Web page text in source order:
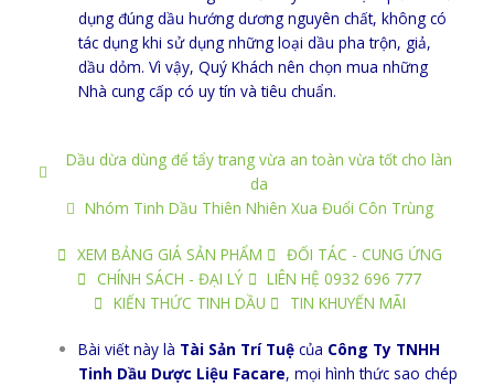
dụng đúng dầu hướng dương nguyên chất, không có
tác dụng khi sử dụng những loại dầu pha trộn, giả,
dầu dỏm. Vì vậy, Quý Khách nên chọn mua những
Nhà cung cấp có uy tín và tiêu chuẩn.
Dầu dừa dùng để tẩy trang vừa an toàn vừa tốt cho làn
da
Nhóm Tinh Dầu Thiên Nhiên Xua Đuổi Côn Trùng
XEM BẢNG GIÁ SẢN PHẨM
ĐỐI TÁC - CUNG ỨNG
CHÍNH SÁCH - ĐẠI LÝ
LIÊN HỆ 0932 696 777
KIẾN THỨC TINH DẦU
TIN KHUYẾN MÃI
Bài viết này là Tài Sản Trí Tuệ của Công Ty TNHH
Tinh Dầu Dược Liệu Facare, mọi hình thức sao chép